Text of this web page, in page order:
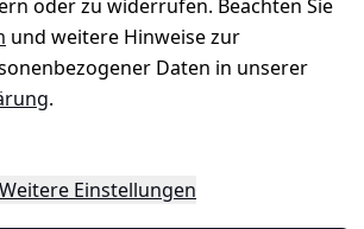
oder zu widerrufen. Beachten Sie
und weitere Hinweise zur
Daten in unserer
.
Weitere Einstellungen
Blog und
Wissensdaten
bank